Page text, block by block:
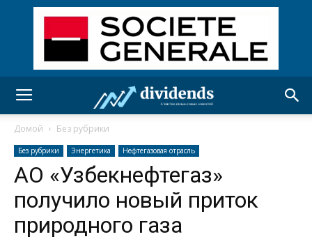
Домой Без рубрики
Без рубрики Энергетика Нефтегазовая отрасль
АО «Узбекнефтегаз»
получило новый приток
природного газа